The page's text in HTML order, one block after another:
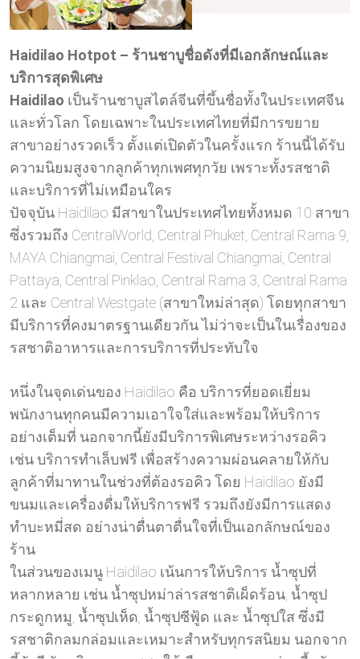
Haidilao Hotpot – ร้านชาบูชื่อดังที่มีเอกลักษณ์และ
บริการสุดพิเศษ
Haidilao เป็นร้านชาบูสไตล์จีนที่ขึ้นชื่อทั้งในประเทศจีน
และทั่วโลก โดยเฉพาะในประเทศไทยที่มีการขยาย
สาขาอย่างรวดเร็ว ตั้งแต่เปิดตัวในครั้งแรก ร้านนี้ได้รับ
ความนิยมสูงจากลูกค้าทุกเพศทุกวัย เพราะทั้งรสชาติ
และบริการที่ไม่เหมือนใคร
ปัจจุบัน Haidilao มีสาขาในประเทศไทยทั้งหมด 10 สาขา
ซึ่งรวมถึง CentralWorld, Central Phuket, Central Rama 9,
MAYA Chiangmai, Central Festival Chiangmai, Central
Pattaya, Central Pinklao, Central Rama 3, Central Rama
2 และ Central Westgate (สาขาใหม่ล่าสุด) โดยทุกสาขา
มีบริการที่คงมาตรฐานเดียวกัน ไม่ว่าจะเป็นในเรื่องของ
รสชาติอาหารและการบริการที่ประทับใจ
หนึ่งในจุดเด่นของ Haidilao คือ บริการที่ยอดเยี่ยม
พนักงานทุกคนมีความเอาใจใส่และพร้อมให้บริการ
อย่างเต็มที่ นอกจากนี้ยังมีบริการพิเศษระหว่างรอคิว
เช่น บริการทำเล็บฟรี เพื่อสร้างความผ่อนคลายให้กับ
ลูกค้าที่มาทานในช่วงที่ต้องรอคิว โดย Haidilao ยังมี
ขนมและเครื่องดื่มให้บริการฟรี รวมถึงยังมีการแสดง
ทำบะหมี่สด อย่างน่าตื่นตาตื่นใจที่เป็นเอกลักษณ์ของ
ร้าน
ในส่วนของเมนู Haidilao เน้นการให้บริการ น้ำซุปที่
หลากหลาย เช่น น้ำซุปหม่าล่ารสชาติเผ็ดร้อน, น้ำซุป
กระดูกหมู, น้ำซุปเห็ด, น้ำซุปซีฟู้ด และ น้ำซุปใส ซึ่งมี
รสชาติกลมกล่อมและเหมาะสำหรับทุกรสนิยม นอกจาก